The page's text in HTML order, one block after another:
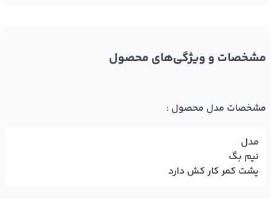
مشخصات و ویژگی‌های محصول
مشخصات مدل محصول :
مدل
نیم بگ
پشت کمر کار کش دارد